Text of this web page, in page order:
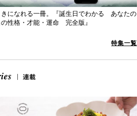
きになれる一冊。『誕生日でわかる あなたの
性格・才能・運命 完全版』
特集一覧